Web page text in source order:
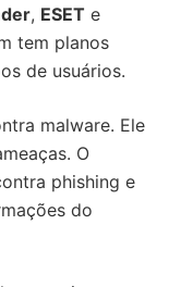
, ESET e
tem planos
de usuários.
malware. Ele
O
phishing e
do